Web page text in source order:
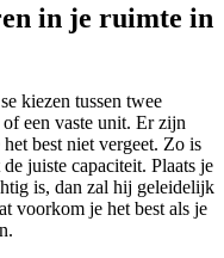
in je ruimte in
kiezen tussen twee
een vaste unit. Er zijn
best niet vergeet. Zo is
juiste capaciteit. Plaats je
is, dan zal hij geleidelijk
voorkom je het best als je